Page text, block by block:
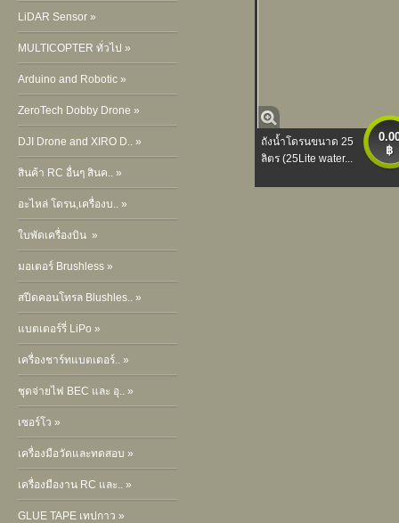
LiDAR Sensor »
MULTICOPTER ทั่วไป »
Arduino and Robotic »
ZeroTech Dobby Drone »
DJI Drone and XIRO D.. »
สินค้า RC อื่นๆ สินค.. »
อะไหล่ โดรน,เครื่องบ.. »
ใบพัดเครื่องบิน »
มอเตอร์ Brushless »
สปีดคอนโทรล Blushles.. »
แบตเตอร์รี่ LiPo »
เครื่องชาร์ทแบตเตอร์.. »
ชุดจ่ายไฟ BEC และ อุ.. »
เซอร์โว »
เครื่องมือวัดและทดสอบ »
เครื่องมืองาน RC และ.. »
GLUE TAPE เทปกาว »
฿
ถังน้ำโดรนขนาด 25
ลิตร (25Lite water...